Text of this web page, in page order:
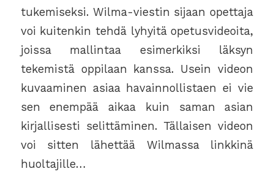
tukemiseksi. Wilma-viestin sijaan opettaja
voi kuitenkin tehdä lyhyitä opetusvideoita,
joissa mallintaa esimerkiksi läksyn
tekemistä oppilaan kanssa. Usein videon
kuvaaminen asiaa havainnollistaen ei vie
sen enempää aikaa kuin saman asian
kirjallisesti selittäminen. Tällaisen videon
voi sitten lähettää Wilmassa linkkinä
huoltajille…